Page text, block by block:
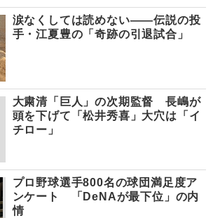
涙なくしては読めない――伝説の投
手・江夏豊の「奇跡の引退試合」
大粛清「巨人」の次期監督 長嶋が
頭を下げて「松井秀喜」大穴は「イ
チロー」
プロ野球選手800名の球団満足度ア
ンケート 「DeNAが最下位」の内
情